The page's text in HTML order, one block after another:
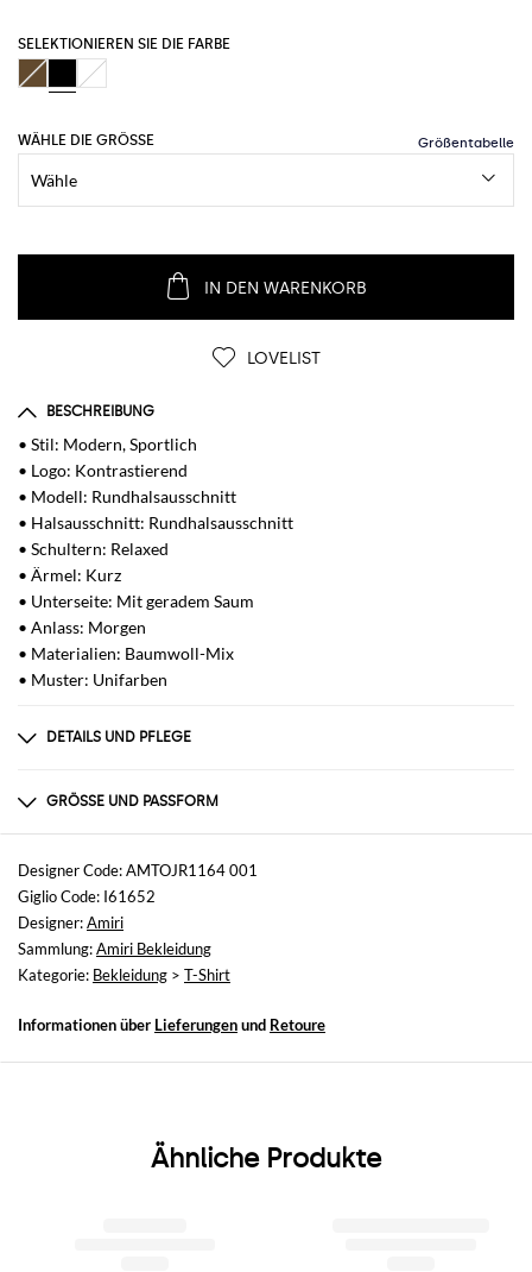
SELEKTIONIEREN SIE DIE FARBE
WÄHLE DIE GRÖSSE
IN DEN WARENKORB
LOVELIST
BESCHREIBUNG
• Stil: Modern, Sportlich
• Logo: Kontrastierend
• Modell: Rundhalsausschnitt
• Halsausschnitt: Rundhalsausschnitt
• Schultern: Relaxed
• Ärmel: Kurz
• Unterseite: Mit geradem Saum
• Anlass: Morgen
• Materialien: Baumwoll-Mix
• Muster: Unifarben
DETAILS UND PFLEGE
Cotton | 50% COTTON 50% MODAL
GRÖSSE UND PASSFORM
Größen
nicht verfügbar
Größe und Passform
Normale Passform
Designer Code: AMTOJR1164 001
Giglio Code: I61652
Designer:Amiri
Sammlung:Amiri Bekleidung
Kategorie: Bekleidung > T-Shirt
Informationen über Lieferungenund Retoure
Ähnliche Produkte